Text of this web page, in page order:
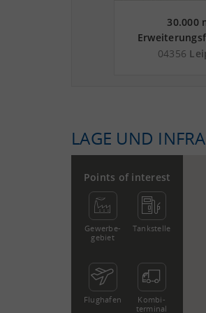
30.000
Leipzig an der
04356
LAGE UND
Points of interest
Gewerbe­
gebiet
Tankstelle
Flughafen
Kombi­
terminal